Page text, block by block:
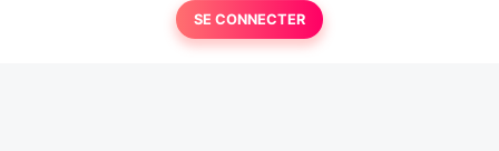
SE CONNECTER